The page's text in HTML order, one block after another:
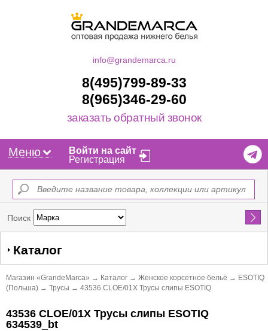
info@grandemarca.ru
8(495)799-89-33
8(965)346-29-60
заказать обратный звонок
Меню
Войти на сайт
Регистрация
Поиск Найти
Каталог
Магазин «GrandeMarca» → Каталог → Женское корсетное бельё → ESOTIQ
(Польша) → Трусы → 43536 CLOE/01X Трусы слипы ESOTIQ
43536 CLOE/01X Трусы слипы ESOTIQ
634539_bt